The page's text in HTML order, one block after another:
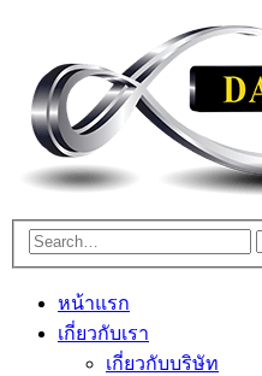
หน้าแรก
เกี่ยวกับเรา
เกี่ยวกับบริษัท